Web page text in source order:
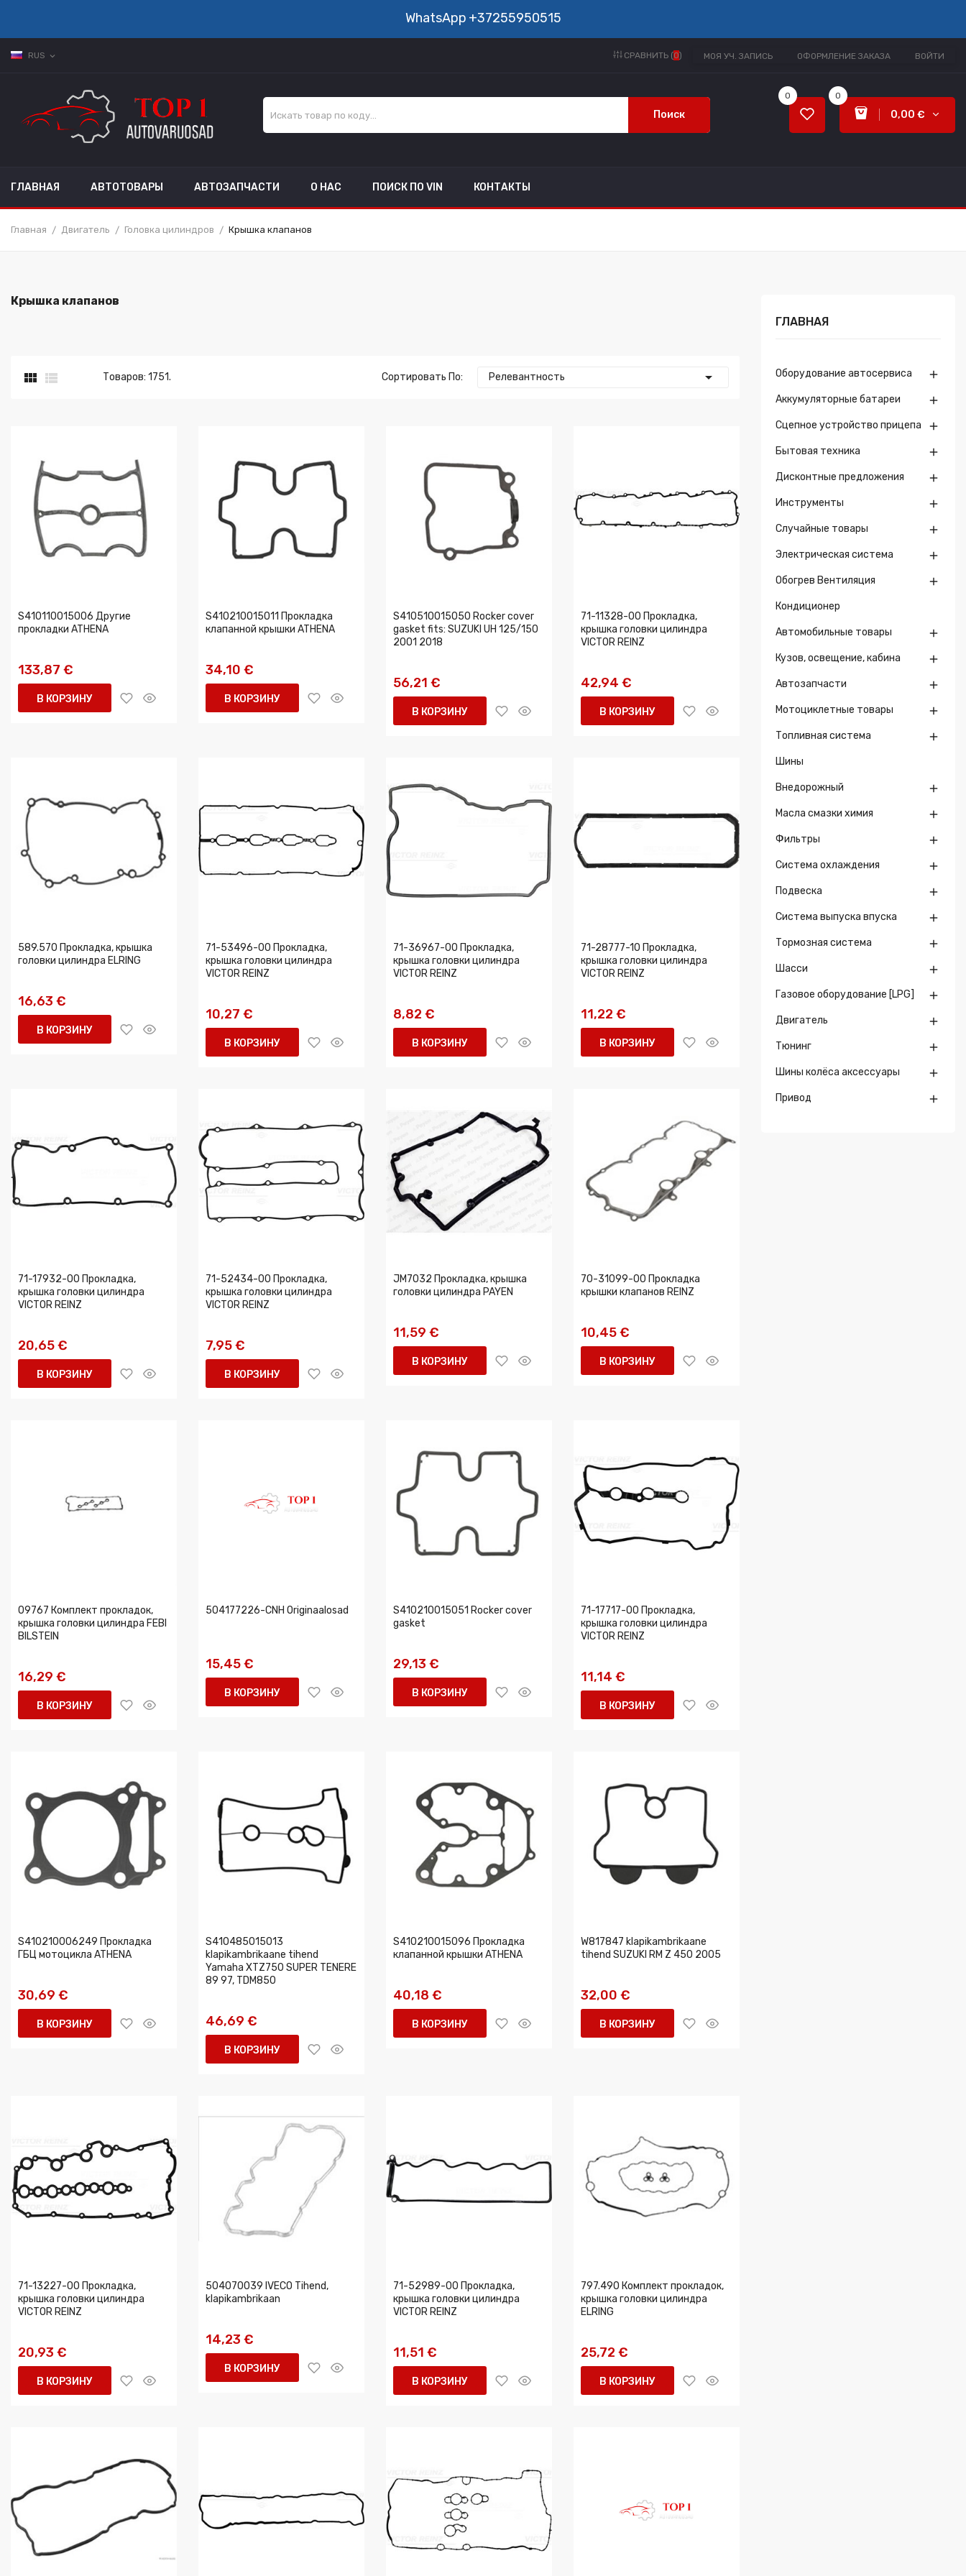
WhatsApp +37255950515
RUS expand_more МОЯ УЧ. ЗАПИСЬ ОФОРМЛЕНИЕ ЗАКАЗА ВОЙТИ
СРАВНИТЬ (0)
Поиск
0
0,00 €
0
ГЛАВНАЯ АВТОТОВАРЫ АВТОЗАПЧАСТИ О НАС ПОИСК ПО VIN КОНТАКТЫ
Главная Двигатель Головка цилиндров Крышка клапанов
Крышка клапанов
  Товаров: 1751. Сортировать По: Релевантность 
S410110015006 Другие
прокладки ATHENA
133,87 €
В КОРЗИНУ
S410210015011 Прокладка
клапанной крышки ATHENA
34,10 €
В КОРЗИНУ
S410510015050 Rocker cover
gasket fits: SUZUKI UH 125/150
2001 2018
56,21 €
В КОРЗИНУ
71-11328-00 Прокладка,
крышка головки цилиндра
VICTOR REINZ
42,94 €
В КОРЗИНУ
589.570 Прокладка, крышка
головки цилиндра ELRING
16,63 €
В КОРЗИНУ
71-53496-00 Прокладка,
крышка головки цилиндра
VICTOR REINZ
10,27 €
В КОРЗИНУ
71-36967-00 Прокладка,
крышка головки цилиндра
VICTOR REINZ
8,82 €
В КОРЗИНУ
71-28777-10 Прокладка,
крышка головки цилиндра
VICTOR REINZ
11,22 €
В КОРЗИНУ
71-17932-00 Прокладка,
крышка головки цилиндра
VICTOR REINZ
20,65 €
В КОРЗИНУ
71-52434-00 Прокладка,
крышка головки цилиндра
VICTOR REINZ
7,95 €
В КОРЗИНУ
JM7032 Прокладка, крышка
головки цилиндра PAYEN
11,59 €
В КОРЗИНУ
70-31099-00 Прокладка
крышки клапанов REINZ
10,45 €
В КОРЗИНУ
09767 Комплект прокладок,
крышка головки цилиндра FEBI
BILSTEIN
16,29 €
В КОРЗИНУ
504177226-CNH Originaalosad
15,45 €
В КОРЗИНУ
S410210015051 Rocker cover
gasket
29,13 €
В КОРЗИНУ
71-17717-00 Прокладка,
крышка головки цилиндра
VICTOR REINZ
11,14 €
В КОРЗИНУ
S410210006249 Прокладка
ГБЦ мотоцикла ATHENA
30,69 €
В КОРЗИНУ
S410485015013
klapikambrikaane tihend
Yamaha XTZ750 SUPER TENERE
89 97, TDM850
46,69 €
В КОРЗИНУ
S410210015096 Прокладка
клапанной крышки ATHENA
40,18 €
В КОРЗИНУ
W817847 klapikambrikaane
tihend SUZUKI RM Z 450 2005
32,00 €
В КОРЗИНУ
71-13227-00 Прокладка,
крышка головки цилиндра
VICTOR REINZ
20,93 €
В КОРЗИНУ
504070039 IVECO Tihend,
klapikambrikaan
14,23 €
В КОРЗИНУ
71-52989-00 Прокладка,
крышка головки цилиндра
VICTOR REINZ
11,51 €
В КОРЗИНУ
797.490 Комплект прокладок,
крышка головки цилиндра
ELRING
25,72 €
В КОРЗИНУ
ГЛАВНАЯ
Оборудование автосервиса 
Аккумуляторные батареи 
Сцепное устройство прицепа 
Бытовая техника 
Дисконтные предложения 
Инструменты 
Случайные товары 
Электрическая система 
Обогрев Вентиляция
Кондиционер

Автомобильные товары 
Кузов, освещение, кабина 
Автозапчасти 
Мотоциклетные товары 
Топливная система 
Шины
Внедорожный 
Масла смазки химия 
Фильтры 
Система охлаждения 
Подвеска 
Система выпуска впуска 
Тормозная система 
Шасси 
Газовое оборудование [LPG] 
Двигатель 
Тюнинг 
Шины колёса аксессуары 
Привод 